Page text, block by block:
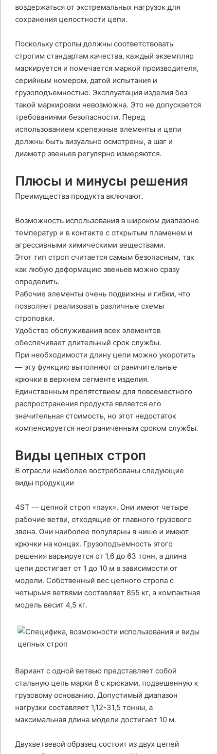
воздержаться от экстремальных нагрузок для
сохранения целостности цепи.
Поскольку стропы должны соответствовать
строгим стандартам качества, каждый экземпляр
маркируется и помечается маркой производителя,
серийным номером, датой испытания и
грузоподъемностью. Эксплуатация изделия без
такой маркировки невозможна. Это не допускается
требованиями безопасности. Перед
использованием крепежные элементы и цепи
должны быть визуально осмотрены, а шаг и
диаметр звеньев регулярно измеряются.
Плюсы и минусы решения
Преимущества продукта включают.
Возможность использования в широком диапазоне
температур и в контакте с открытым пламенем и
агрессивными химическими веществами.
Этот тип строп считается самым безопасным, так
как любую деформацию звеньев можно сразу
определить.
Рабочие элементы очень подвижны и гибки, что
позволяет реализовать различные схемы
строповки.
Удобство обслуживания всех элементов
обеспечивает длительный срок службы.
При необходимости длину цепи можно укоротить
— эту функцию выполняют ограничительные
крючки в верхнем сегменте изделия.
Единственным препятствием для повсеместного
распространения продукта является его
значительная стоимость, но этот недостаток
компенсируется неограниченным сроком службы.
Виды цепных строп
В отрасли наиболее востребованы следующие
виды продукции
4ST — цепной строп «паук». Они имеют четыре
рабочие ветви, отходящие от главного грузового
звена. Они наиболее популярны в нише и имеют
крючки на концах. Грузоподъемность этого
решения варьируется от 1,6 до 63 тонн, а длина
цепи достигает от 1 до 10 м в зависимости от
модели. Собственный вес цепного стропа с
четырьмя ветвями составляет 855 кг, а компактная
модель весит 4,5 кг.
Вариант с одной ветвью представляет собой
стальную цепь марки 8 с крюками, подвешенную к
грузовому основанию. Допустимый диапазон
нагрузки составляет 1,12-31,5 тонны, а
максимальная длина модели достигает 10 м.
Двухветвевой образец состоит из двух цепей